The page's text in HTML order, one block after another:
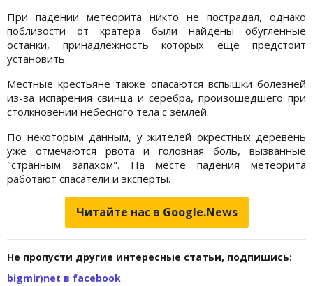
При падении метеорита никто не пострадал, однако
поблизости от кратера были найдены обугленные
останки, принадлежность которых еще предстоит
установить.
Местные крестьяне также опасаются вспышки болезней
из-за испарения свинца и серебра, произошедшего при
столкновении небесного тела с землей.
По некоторым данным, у жителей окрестных деревень
уже отмечаются рвота и головная боль, вызванные
"странным запахом". На месте падения метеорита
работают спасатели и эксперты.
Читайте нас в Google.News
Не пропусти другие интересные статьи, подпишись:
bigmir)net в facebook